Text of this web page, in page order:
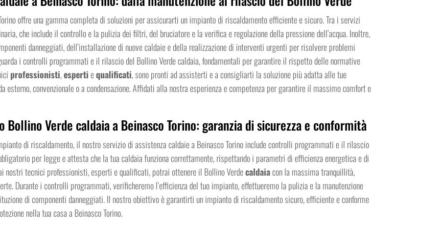
offre una gamma completa di soluzioni per assicurarti un impianto di riscaldamento efficiente e sicuro. Tra i servizi
che include il controllo e la pulizia dei filtri, del bruciatore e la verifica e regolazione della pressione dell’acqua. Inoltre,
danneggiati, dell’installazione di nuove caldaie e della realizzazione di interventi urgenti per risolvere problemi
i controlli programmati e il rilascio del Bollino Verde caldaia, fondamentali per garantire il rispetto delle normative
professionisti,espertiequalificati, sono pronti ad assisterti e a consigliarti la soluzione più adatta alle tue
esterno, convenzionale o a condensazione. Affidati alla nostra esperienza e competenza per garantire il massimo comfort e
Verde caldaia a Beinasco Torino: garanzia di sicurezza e conformità
di riscaldamento, il nostro servizio di assistenza caldaie a Beinasco Torino include controlli programmati e il rilascio
per legge e attesta che la tua caldaia funziona correttamente, rispettando i parametri di efficienza energetica e di
nostri tecnici professionisti, esperti e qualificati, potrai ottenere il Bollino Verdecaldaiacon la massima tranquillità,
Durante i controlli programmati, verificheremo l’efficienza del tuo impianto, effettueremo la pulizia e la manutenzione
di componenti danneggiati. Il nostro obiettivo è garantirti un impianto di riscaldamento sicuro, efficiente e conforme
nella tua casa a Beinasco Torino.